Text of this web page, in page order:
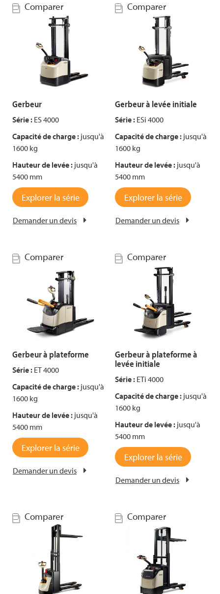
Comparer
Gerbeur
Série : ES 4000
Capacité de charge : jusqu'à
1600 kg
Hauteur de levée : jusqu'à
5400 mm
Explorer la série
Demander un devis
Comparer
Gerbeur à levée initiale
Série : ESi 4000
Capacité de charge : jusqu'à
1600 kg
Hauteur de levée : jusqu'à
5400 mm
Explorer la série
Demander un devis
Comparer
Gerbeur à plateforme
Série : ET 4000
Capacité de charge : jusqu'à
1600 kg
Hauteur de levée : jusqu'à
5400 mm
Explorer la série
Demander un devis
Comparer
Gerbeur à plateforme à
levée initiale
Série : ETi 4000
Capacité de charge : jusqu'à
1600 kg
Hauteur de levée : jusqu'à
5400 mm
Explorer la série
Demander un devis
Comparer Comparer